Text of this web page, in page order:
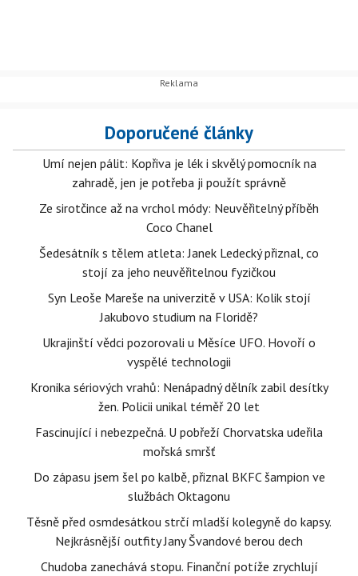
Doporučené články
Umí nejen pálit: Kopřiva je lék i skvělý pomocník na
zahradě, jen je potřeba ji použít správně
Ze sirotčince až na vrchol módy: Neuvěřitelný příběh
Coco Chanel
Šedesátník s tělem atleta: Janek Ledecký přiznal, co
stojí za jeho neuvěřitelnou fyzičkou
Syn Leoše Mareše na univerzitě v USA: Kolik stojí
Jakubovo studium na Floridě?
Ukrajinští vědci pozorovali u Měsíce UFO. Hovoří o
vyspělé technologii
Kronika sériových vrahů: Nenápadný dělník zabil desítky
žen. Policii unikal téměř 20 let
Fascinující i nebezpečná. U pobřeží Chorvatska udeřila
mořská smršť
Do zápasu jsem šel po kalbě, přiznal BKFC šampion ve
službách Oktagonu
Těsně před osmdesátkou strčí mladší kolegyně do kapsy.
Nejkrásnější outfity Jany Švandové berou dech
Chudoba zanechává stopu. Finanční potíže zrychlují